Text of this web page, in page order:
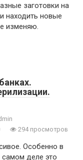
заготовки на
находить новые
изменяю.
294 просмотров
Особенно в
деле это